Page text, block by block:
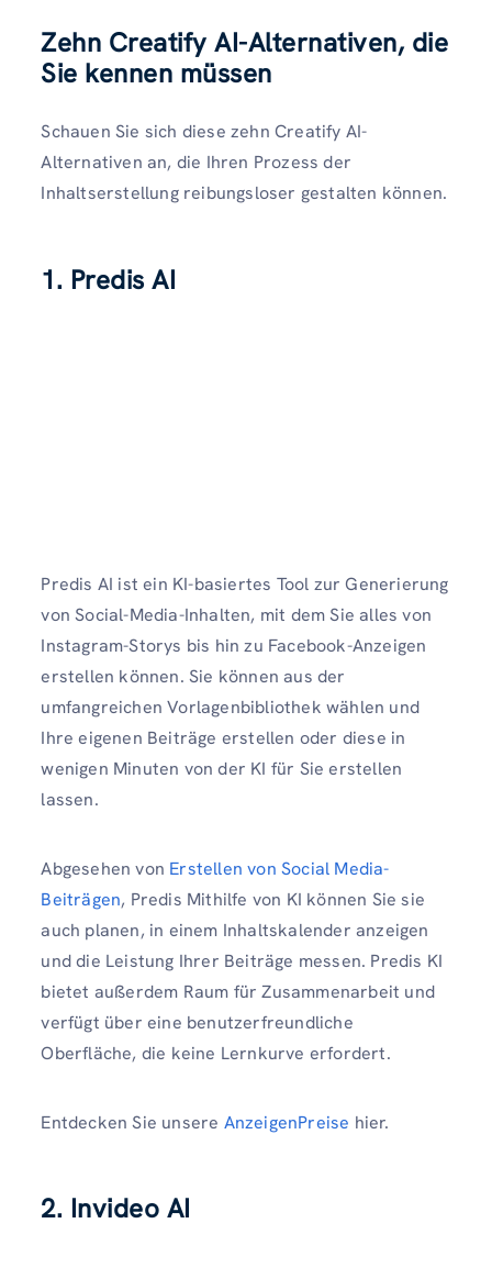
Zehn Creatify AI-Alternativen, die
Sie kennen müssen
Schauen Sie sich diese zehn Creatify AI-
Alternativen an, die Ihren Prozess der
Inhaltserstellung reibungsloser gestalten können.
1. Predis AI
Predis AI ist ein KI-basiertes Tool zur Generierung
von Social-Media-Inhalten, mit dem Sie alles von
Instagram-Storys bis hin zu Facebook-Anzeigen
erstellen können. Sie können aus der
umfangreichen Vorlagenbibliothek wählen und
Ihre eigenen Beiträge erstellen oder diese in
wenigen Minuten von der KI für Sie erstellen
lassen.
Abgesehen von Erstellen von Social Media-
Beiträgen, Predis Mithilfe von KI können Sie sie
auch planen, in einem Inhaltskalender anzeigen
und die Leistung Ihrer Beiträge messen. Predis KI
bietet außerdem Raum für Zusammenarbeit und
verfügt über eine benutzerfreundliche
Oberfläche, die keine Lernkurve erfordert.
Entdecken Sie unsere AnzeigenPreise hier.
2. Invideo AI